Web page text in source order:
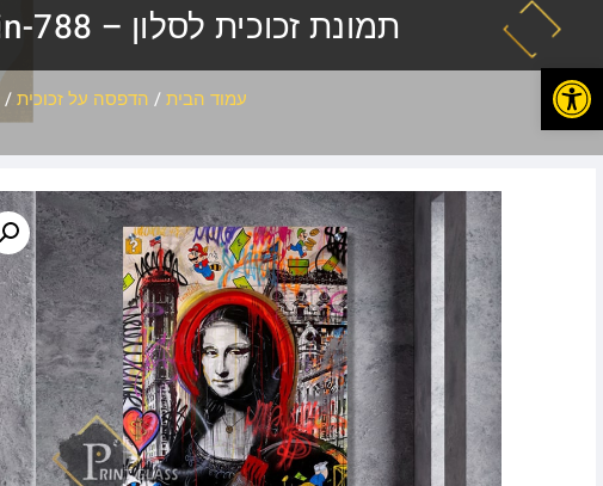
פתח סרגל נגישות
תמונת זכוכית לסלון – pin-788
עמוד הבית/ הדפסה על זכוכית/